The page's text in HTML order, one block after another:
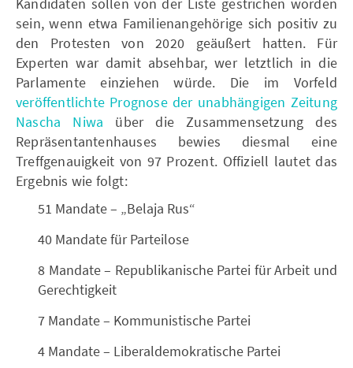
sein, wenn etwa Familienangehörige sich positiv zu
den Protesten von 2020 geäußert hatten. Für
Experten war damit absehbar, wer letztlich in die
Parlamente einziehen würde. Die im Vorfeld
veröffentlichte Prognose der unabhängigen Zeitung
Nascha Niwa über die Zusammensetzung des
Repräsentantenhauses bewies diesmal eine
Treffgenauigkeit von 97 Prozent. Offiziell lautet das
Ergebnis wie folgt:
51 Mandate – „Belaja Rus“
40 Mandate für Parteilose
8 Mandate – Republikanische Partei für Arbeit und
Gerechtigkeit
7 Mandate – Kommunistische Partei
4 Mandate – Liberaldemokratische Partei